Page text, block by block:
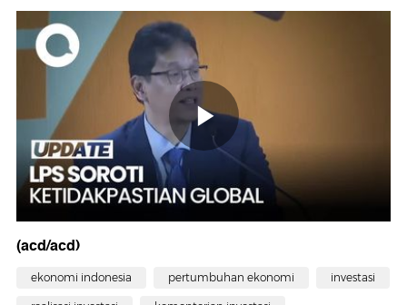
(acd/acd)
ekonomi indonesia pertumbuhan ekonomi investasi